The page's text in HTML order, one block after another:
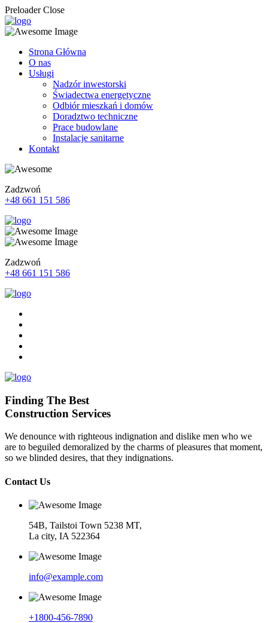
Preloader Close
Strona Główna
O nas
Usługi
Nadzór inwestorski
Świadectwa energetyczne
Odbiór mieszkań i domów
Doradztwo techniczne
Prace budowlane
Instalacje sanitarne
Kontakt
Zadzwoń
+48 661 151 586
Zadzwoń
+48 661 151 586
Finding The Best
Construction Services
We denounce with righteous indignation and dislike men who we
are to beguiled demoralized by the charms of pleasures that moment,
so we blinded desires, that they indignations.
Contact Us
54B, Tailstoi Town 5238 MT,
La city, IA 522364
info@example.com
+1800-456-7890